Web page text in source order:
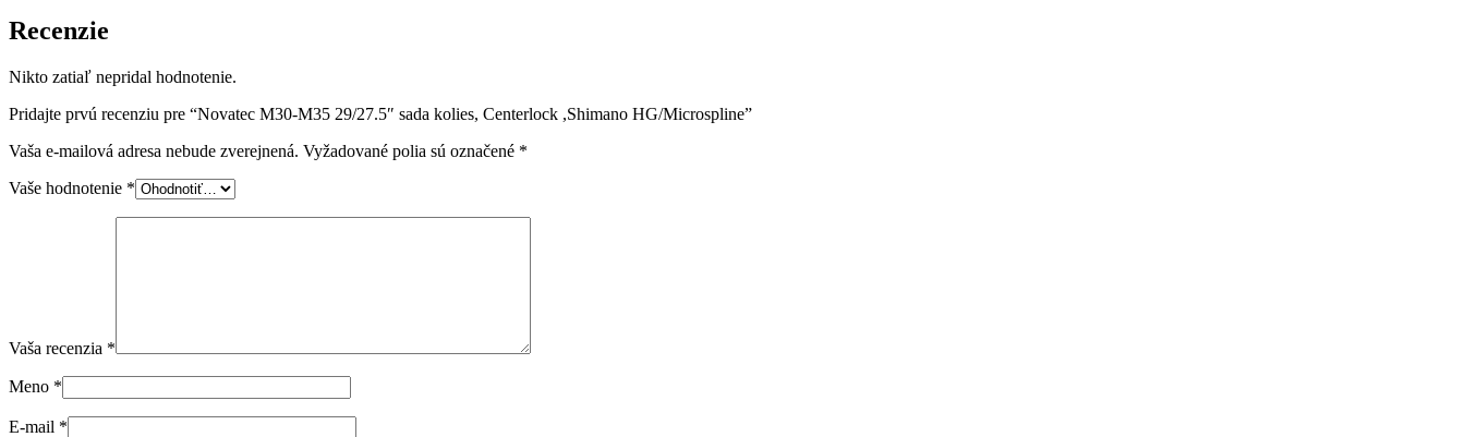
Recenzie
Nikto zatiaľ nepridal hodnotenie.
Pridajte prvú recenziu pre “Novatec M30-M35 29/27.5″ sada kolies, Centerlock ,Shimano HG/Microspline”
Vaša e-mailová adresa nebude zverejnená. Vyžadované polia sú označené *
Vaše hodnotenie *
Vaša recenzia *
Meno *
E-mail *